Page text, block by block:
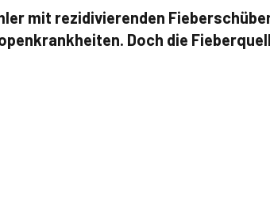
mit rezidivierenden
Doch die